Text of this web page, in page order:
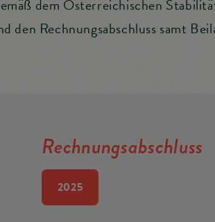
Mitarbeiter
dem Österreichischen
den Rechnungsabschluss samt
Rechnungsabschluss
2025